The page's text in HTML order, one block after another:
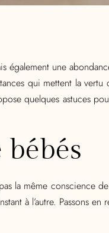
également une
qui mettent la vertu
quelques astuces
la même conscience
à l’autre. Passons en